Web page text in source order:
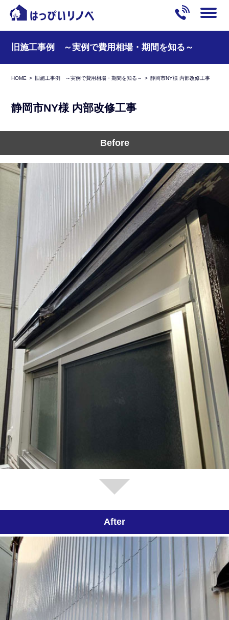
旧施工事例 ～実例で費用相場・期間を知る～
HOME 旧施工事例 ～実例で費用相場・期間を知る～ 静岡市NY様 内部改修工事
静岡市NY様 内部改修工事
Before
After